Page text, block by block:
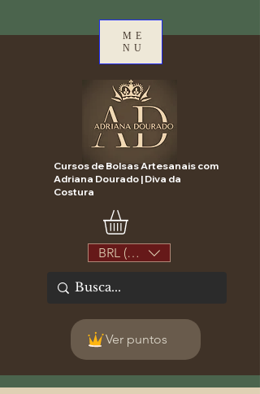
ME
NU
Cursos de Bolsas Artesanais com
Adriana Dourado | Diva da
Costura
BRL (R$)
Ver puntos